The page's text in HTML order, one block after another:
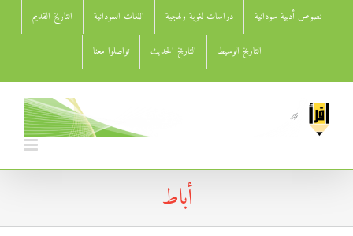
نصوص أدبية سودانية دراسات لغوية ولهجية اللغات السودانية التاريخ القديم
التاريخ الوسيط التاريخ الحديث تواصلوا معنا
أباط